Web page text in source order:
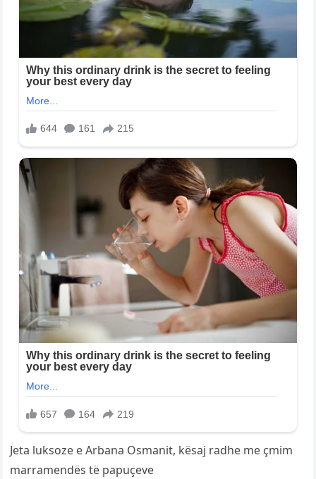
Jeta luksoze e Arbana Osmanit, kësaj radhe me çmim
marramendës të papuçeve